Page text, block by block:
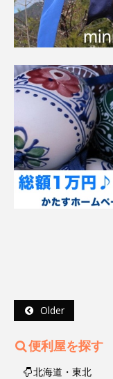
Older
便利屋を探す
北海道・東北